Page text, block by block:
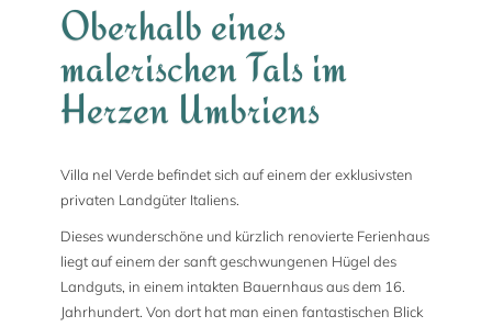
Oberhalb eines
malerischen Tals im
Herzen Umbriens
Villa nel Verde befindet sich auf einem der exklusivsten
privaten Landgüter Italiens.
Dieses wunderschöne und kürzlich renovierte Ferienhaus
liegt auf einem der sanft geschwungenen Hügel des
Landguts, in einem intakten Bauernhaus aus dem 16.
Jahrhundert. Von dort hat man einen fantastischen Blick